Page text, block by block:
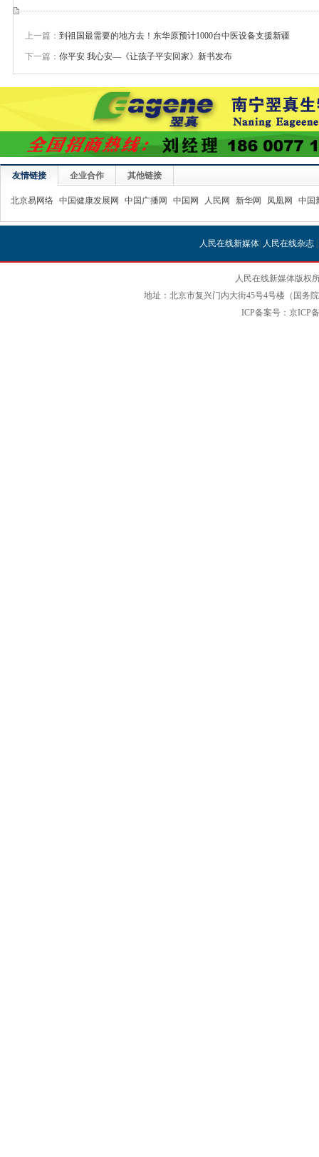
上一篇： 到祖国最需要的地方去！东华原预计1000台中医设备支援新疆
下一篇： 你平安 我心安—《让孩子平安回家》新书发布
友情链接 企业合作 其他链接
北京易网络 中国健康发展网 中国广播网 中国网 人民网 新华网 凤凰网 中国
人民在线新媒体| 人民在线杂志|
人民在线新媒体版权
地址：北京市复兴门内大街45号4号楼（国务
ICP备案号：京ICP